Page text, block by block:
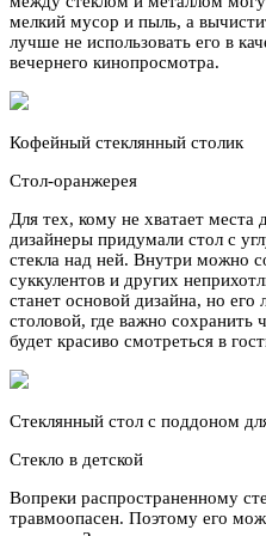
мелкий мусор и пыль, а
лучше не использовать его в
вечернего кинопросмотра.
Кофейный стеклянный столик
Стол-оранжерея
Для тех, кому не хватает места
дизайнеры придумали стол с
стекла над ней. Внутри можно
суккулентов и других
станет основой дизайна, но
столовой, где важно сохранить
будет красиво смотреться в
Стеклянный стол с поддоном
Стекло в детской
Вопреки распространенному
травмоопасен. Поэтому его